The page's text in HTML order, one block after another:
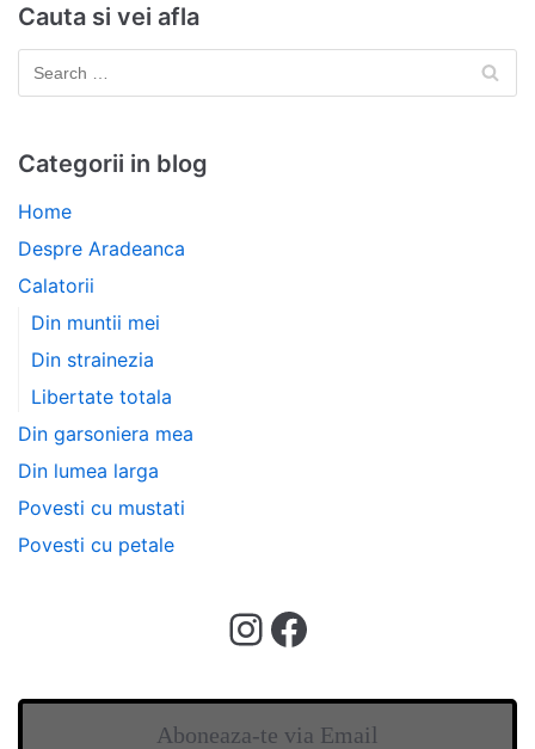
Cauta si vei afla
Categorii in blog
Home
Despre Aradeanca
Calatorii
Din muntii mei
Din strainezia
Libertate totala
Din garsoniera mea
Din lumea larga
Povesti cu mustati
Povesti cu petale
Aboneaza-te via Email